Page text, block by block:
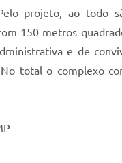
projeto, ao todo
150 metros
e de
No total o complexo